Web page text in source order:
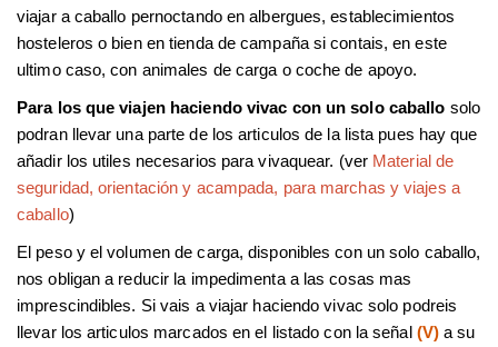
viajar a caballo pernoctando en albergues, establecimientos
hosteleros o bien en tienda de campaña si contais, en este
ultimo caso, con animales de carga o coche de apoyo.
Para los que viajen haciendo vivac con un solo caballo solo
podran llevar una parte de los articulos de la lista pues hay que
añadir los utiles necesarios para vivaquear. (ver Material de
seguridad, orientación y acampada, para marchas y viajes a
caballo)
El peso y el volumen de carga, disponibles con un solo caballo,
nos obligan a reducir la impedimenta a las cosas mas
imprescindibles. Si vais a viajar haciendo vivac solo podreis
llevar los articulos marcados en el listado con la señal (V)a su